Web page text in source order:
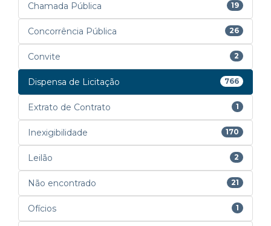
Chamada Pública 19
Concorrência Pública 26
Convite 2
Dispensa de Licitação 766
Extrato de Contrato 1
Inexigibilidade 170
Leilão 2
Não encontrado 21
Ofícios 1